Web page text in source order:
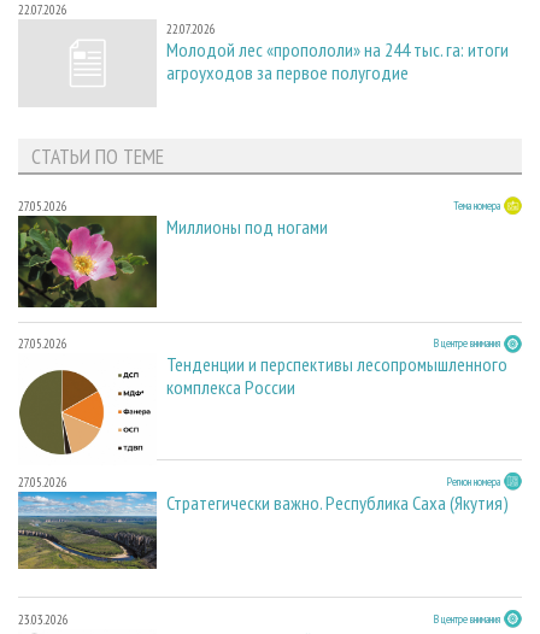
22.07.2026
22.07.2026
Молодой лес «пропололи» на 244 тыс. га: итоги
агроуходов за первое полугодие
СТАТЬИ ПО ТЕМЕ
27.05.2026 Тема номера
Миллионы под ногами
27.05.2026 В центре внимания
Тенденции и перспективы лесопромышленного
комплекса России
27.05.2026 Регион номера
Стратегически важно. Республика Саха (Якутия)
23.03.2026 В центре внимания